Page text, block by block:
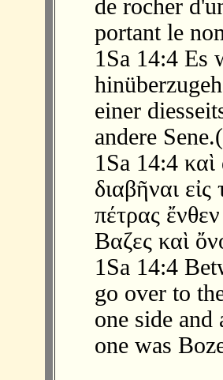
de rocher
portant le
1Sa 14:4 Es
einer
andere
1Sa 14:4
διαβῆναι
πέτρας
Βαζες καὶ
1Sa 14:4
go over to
one side
one was